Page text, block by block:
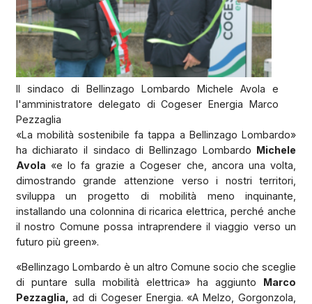
Il sindaco di Bellinzago Lombardo Michele Avola e
l'amministratore delegato di Cogeser Energia Marco
Pezzaglia
«La mobilità sostenibile fa tappa a Bellinzago Lombardo»
ha dichiarato il sindaco di Bellinzago Lombardo Michele
Avola «e lo fa grazie a Cogeser che, ancora una volta,
dimostrando grande attenzione verso i nostri territori,
sviluppa un progetto di mobilità meno inquinante,
installando una colonnina di ricarica elettrica, perché anche
il nostro Comune possa intraprendere il viaggio verso un
futuro più green».
«Bellinzago Lombardo è un altro Comune socio che sceglie
di puntare sulla mobilità elettrica» ha aggiunto Marco
Pezzaglia, ad di Cogeser Energia. «A Melzo, Gorgonzola,